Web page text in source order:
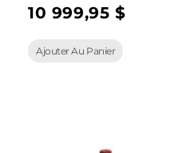
10 999,95 $
Ajouter Au Panier